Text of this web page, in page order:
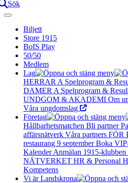
Sök
Biljett
Store 1915
BoIS Play
50/50
Medlem
Lag
HERRAR A Spelprogram &
DAMER A Spelprogram &
UNDGOM & AKADEMI Om
Våra ungdomslag
Företag
Hållbarhetsmatchen Bli partner
affärsnätverk Våra partners FÖR
restaurang 9 septemberBoka
KalenderAnmälan 1915-klubben
NÄTVERKET HR & Personal
Kompetens
Vi är Landskrona